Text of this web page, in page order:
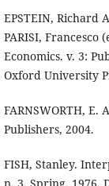
EPSTEIN, Richard
PARISI, Francesco
Economics. v. 3:
Oxford University
FARNSWORTH,
Publishers, 2004.
FISH, Stanley.